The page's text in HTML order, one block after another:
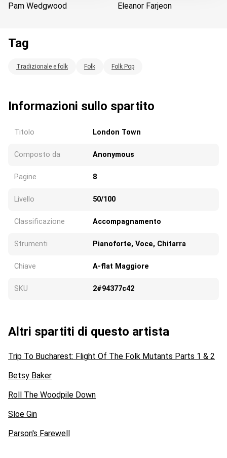
Caricando...
Pam Wedgwood
Eleanor Farjeon
Tag
Tradizionale e folk Folk Folk Pop
Informazioni sullo spartito
Titolo London Town
Composto da Anonymous
Pagine 8
Livello 50/100
Classificazione Accompagnamento
Strumenti Pianoforte, Voce, Chitarra
Chiave A-flat Maggiore
SKU 2#94377c42
Altri spartiti di questo artista
Trip To Bucharest: Flight Of The Folk Mutants Parts 1 & 2
Betsy Baker
Roll The Woodpile Down
Sloe Gin
Parson's Farewell